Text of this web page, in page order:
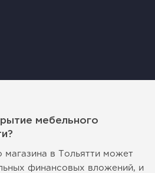
мебельного
магазина в Тольятти может
финансовых вложений, и